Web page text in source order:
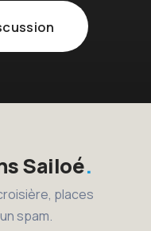
Sailoé
places
spam.